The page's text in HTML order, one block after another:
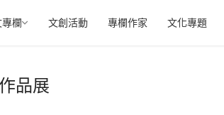
欄 文創活動 專欄作家 文化專題
品展